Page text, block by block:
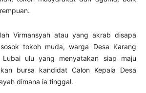
Virmansyah atau yang akrab disapa
tokoh muda, warga Desa Karang
Lubai ulu yang menyatakan siap maju
bursa kandidat Calon Kepala Desa
dimana ia tinggal.